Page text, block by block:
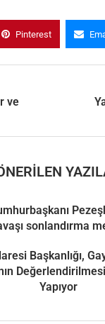
Pinterest
ve
sonlandırma
Başkanlığı,
Yapıyor